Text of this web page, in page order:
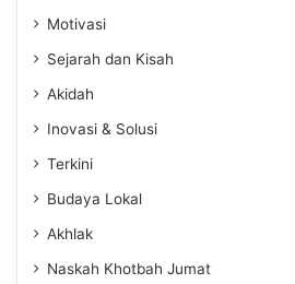
Motivasi
Sejarah dan Kisah
Akidah
Inovasi & Solusi
Terkini
Budaya Lokal
Akhlak
Naskah Khotbah Jumat